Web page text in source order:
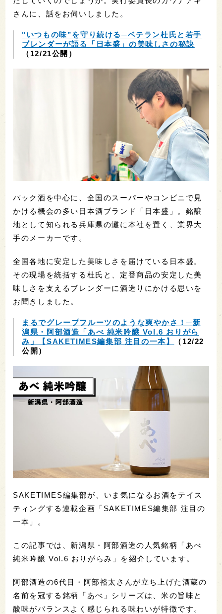
さんに、話をお伺いしました。
"いつもの味”を守り続ける─ベテラン杜氏と若手
ブレンダーが語る「日本盛」の美味しさの秘訣
（12/21公開）
パック酒を中心に、全国のスーパーやコンビニで見
かける機会の多い日本酒ブランド「日本盛」。銘醸
地として知られる兵庫県の灘に本社を置く、業界大
手のメーカーです。
全国各地に安定した美味しさを届けている日本盛。
その現場を統括する杜氏と、定番商品の安定した美
味しさを支えるブレンダーに酒造りにかける思いを
お聞きしました。
まるでグレープフルーツのような爽やかさ！─新
潟県・阿部酒造「あべ 純米吟醸 Vol.6 おりがら
み」【SAKETIMES編集部 注目の一本】
（12/22
公開）
SAKETIMES編集部が、いま気になるお酒をテイス
ティングする連載企画「SAKETIMES編集部 注目の
一本」。
この記事では、新潟県・阿部酒造の人気銘柄「あべ
純米吟醸 Vol.6 おりがらみ」を紹介しています。
阿部酒造の6代目・阿部裕太さんが立ち上げた酒蔵の
名前を冠する銘柄「あべ」シリーズは、米の旨味と
酸味がバランスよく感じられる味わいが特徴です。